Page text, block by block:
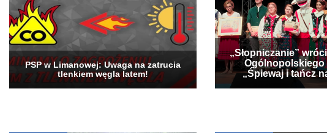
PSP w Limanowej: Uwaga na zatrucia
tlenkiem węgla latem!
„Słopniczanie”
„Śpiewaj i tańcz